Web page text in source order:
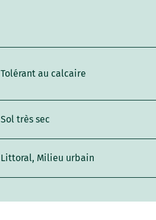
Tolérant au calcaire
Sol très sec
Littoral, Milieu urbain